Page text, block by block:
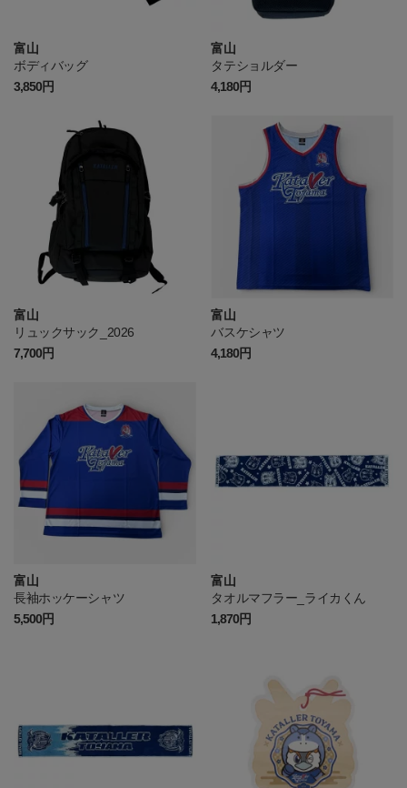
富山
ボディバッグ
3,850円
富山
タテショルダー
4,180円
富山
リュックサック_2026
7,700円
富山
バスケシャツ
4,180円
富山
長袖ホッケーシャツ
5,500円
富山
タオルマフラー_ライカくん
1,870円